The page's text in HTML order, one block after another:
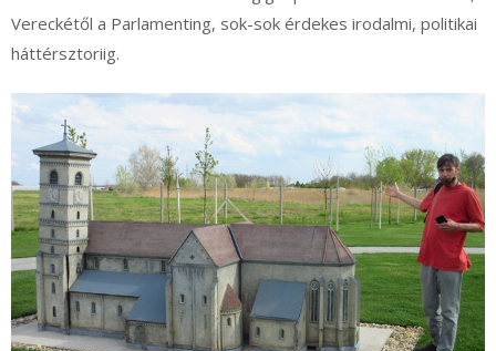
Vereckétől a Parlamenting, sok-sok érdekes irodalmi, politikai
háttérsztoriig.